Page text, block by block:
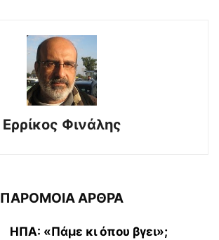
Ερρίκος Φινάλης
ΠΑΡΟΜΟΙΑ ΑΡΘΡΑ
ΗΠΑ: «Πάμε κι όπου βγει»;